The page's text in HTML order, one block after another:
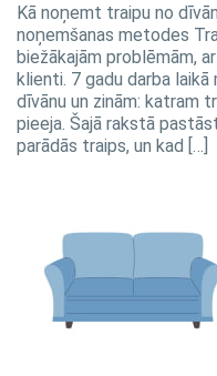
Kā noņemt traipu no
noņemšanas metodes
biežākajām problēmām,
klienti. 7 gadu darba
dīvānu un zinām: katram
pieeja. Šajā rakstā
parādās traips, un kad […]